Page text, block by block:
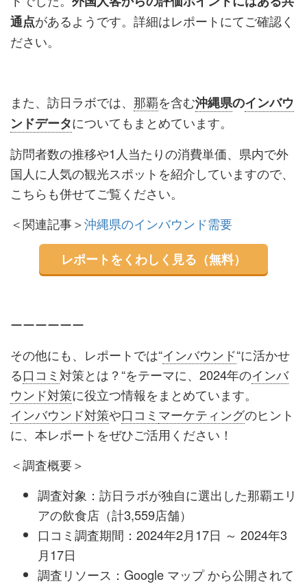
通点があるようです。詳細はレポートにてご確認く
ださい。
また、訪日ラボでは、 那覇を含む沖縄県のインバウ
ンドデータについてもまとめています。
訪問者数の推移や1人当たりの消費単価、県内で外
国人に人気の観光スポットを紹介していますので、
こちらも併せてご覧ください。
＜関連記事＞沖縄県のインバウンド需要
レポートをくわしく見る（無料）
ーーーーーー
その他にも、レポートでは“インバウンド“に活かせ
る口コミ 対策とは？“をテーマに、2024年のインバ
ウンド対策に役立つ情報をまとめています。
インバウンド対策や口コミ マーケティングのヒント
に、本レポートをぜひご活用ください！
＜調査概要＞
調査対象：訪日ラボが独自に選出した那覇エリ
アの飲食店（計3,559店舗）
口コミ調査期間：2024年2月17日 ～ 2024年3
月17日
調査リソース：Google マップ から公開されて